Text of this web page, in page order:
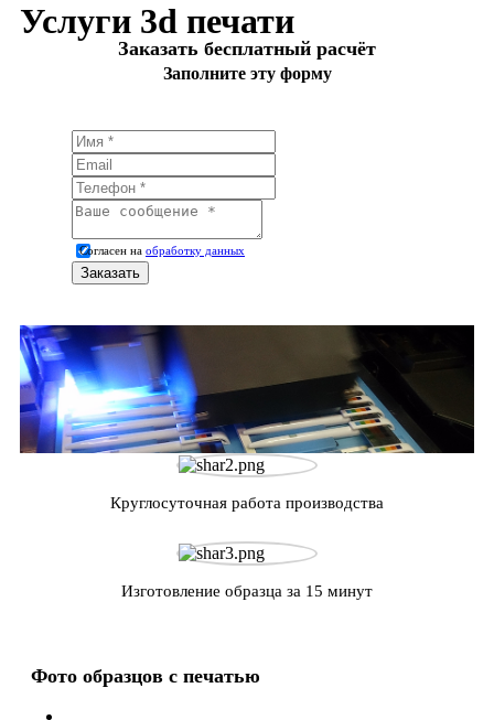
Услуги 3d печати
Заказать бесплатный расчёт
Заполните эту форму
Согласен на обработку данных
Круглосуточная работа производства
Изготовление образца за 15 минут
Фото образцов с печатью